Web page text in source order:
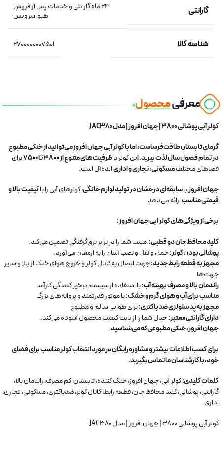
گارانتی
24 ماه گارانتی و خدمات پس از فروش
هیوا سرویس
شناسه کالا 2700000007501
معرفیمحصول
کولر آبی پوشالی 3800 | جهان افروز | مدل JAC380
گرمای تابستان طاقت‌فرساست، اما با کولر آبی جهان افروز می‌توانید از خنکی مطبوع
در تمام فصول سال لذت ببرید. این کولر باظرفیت‌های متنوع از 3800 تا 7500
برای
فضاهای مختلفمسکونی، تجاری و اداریایده‌آل است.
جهان افروزباسابقه‌ای درخشان در تولید لوازم خانگی، کولرهای آبی را باکیفیت بالا و
قیمتی مناسبارائه می‌دهد.
برخی از ویژگی‌های کولر آبی جهان افروز:
کلید محافظ جان دو قطبی:امنیت شما را در برابر برق‌گرفتگی تضمین می‌کند.
پوشالی بودن کولر:حمل و نقل و نصب آسان را به ارمغان می‌آورد.
مجهز به قطعه رابط جدید:جهت اتصال به کانال کولر و خروج هوای خنک از بالا و سایر
جهت‌ها
راندمان بالا و مصرف بهینه آب:با استفاده از سیستم تبخیر کنندگی کارآمد
مناسب برای آب و هوای گرم و خشک:با موتور قدرتمند و پروانه‌های بزرگ
مجهز به پد سلولزی ضدباکتری:برای هوایی سالم و مطبوع
دارای گارانتی معتبر:خیال شما را از بابت کیفیت محصول آسوده می‌کند.
جهان افروز، خنکی مطبوعی که می‌شناسید.
برای کسب اطلاعات بیشتر و مشاوره رایگان در مورد انتخاب کولر مناسب برای فضای
خود، با کارشناسان ما تماس بگیرید.
کلمات کلیدی:کولر آبی، جهان افروز، خنک کننده، تابستان، کم مصرف، راندمان بالا،
گارانتی، پوشالی، کلید محافظ جان، قطعه رابط، کانال کولر، ضدباکتری، مسکونی، تجاری،
اداری
کولر آبی پوشالی 3800 | جهان افروز | مدل JAC380